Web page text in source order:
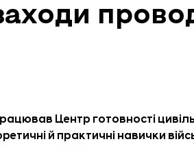
Центр готовності
й практичні навички